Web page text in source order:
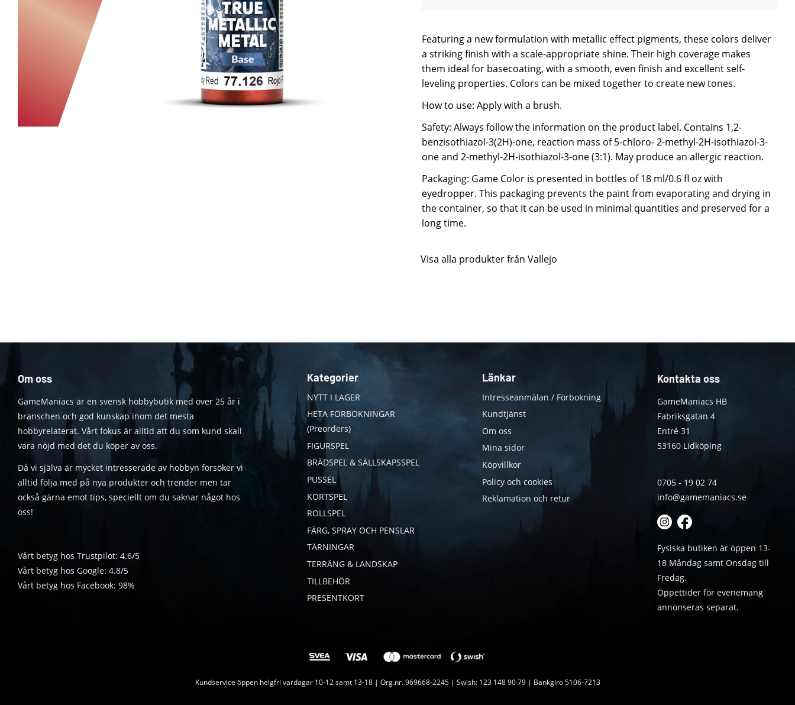
Featuring a new formulation with metallic effect pigments, these colors deliver
a striking finish with a scale-appropriate shine. Their high coverage makes
them ideal for basecoating, with a smooth, even finish and excellent self-
leveling properties. Colors can be mixed together to create new tones.
How to use: Apply with a brush.
Safety: Always follow the information on the product label. Contains 1,2-
benzisothiazol-3(2H)-one, reaction mass of 5-chloro- 2-methyl-2H-isothiazol-3-
one and 2-methyl-2H-isothiazol-3-one (3:1). May produce an allergic reaction.
Packaging: Game Color is presented in bottles of 18 ml/0.6 fl oz with
eyedropper. This packaging prevents the paint from evaporating and drying in
the container, so that It can be used in minimal quantities and preserved for a
long time.
Visa alla produkter från Vallejo
Om oss
GameManiacs är en svensk hobbybutik med över 25 år i
branschen och god kunskap inom det mesta
hobbyrelaterat. Vårt fokus är alltid att du som kund skall
vara nöjd med det du köper av oss.
Då vi själva är mycket intresserade av hobbyn försöker vi
alltid följa med på nya produkter och trender men tar
också gärna emot tips, speciellt om du saknar något hos
oss!
Vårt betyg hos Trustpilot: 4.6/5
Vårt betyg hos Google: 4.8/5
Vårt betyg hos Facebook: 98%
Kategorier
NYTT I LAGER
HETA FÖRBOKNINGAR
(Preorders)
FIGURSPEL
BRÄDSPEL & SÄLLSKAPSSPEL
PUSSEL
KORTSPEL
ROLLSPEL
FÄRG, SPRAY OCH PENSLAR
TÄRNINGAR
TERRÄNG & LANDSKAP
TILLBEHÖR
PRESENTKORT
Länkar
Intresseanmälan / Förbokning
Kundtjänst
Om oss
Mina sidor
Köpvillkor
Policy och cookies
Reklamation och retur
Kontakta oss
GameManiacs HB
Fabriksgatan 4
Entré 31
53160 Lidköping
0705 - 19 02 74
info@gamemaniacs.se
Fysiska butiken är öppen 13-
18 Måndag samt Onsdag till
Fredag.
Öppettider för evenemang
annonseras separat.
Kundservice öppen helgfri vardagar 10-12 samt 13-18 | Org.nr. 969668-2245 | Swish: 123 148 90 79 | Bankgiro 5106-7213